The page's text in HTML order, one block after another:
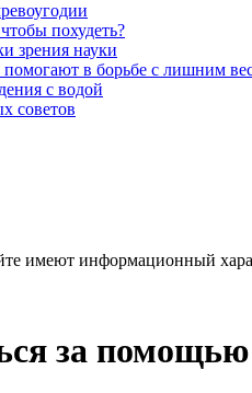
похудеть?
зрения науки
в борьбе с лишним
с водой
советов
имеют информационный
за помощью